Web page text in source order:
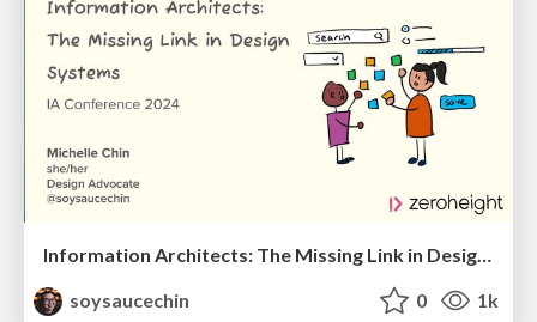
Information Architects: The Missing Link in Design Systems
soysaucechin
0 1k